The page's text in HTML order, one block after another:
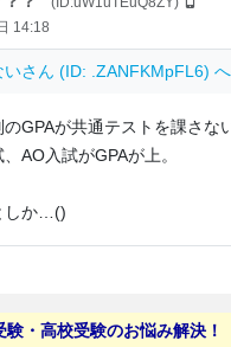
14:18
いさん (ID: .ZANFKMpFL6)
GPAが共通テストを課さ
AO入試がGPAが上。
しか…()